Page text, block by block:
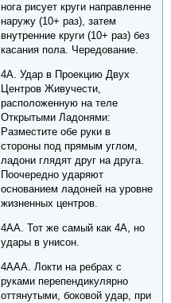
нога рисует круги направленне
наружу (10+ раз), затем
внутренние круги (10+ раз) без
касания пола. Чередование.
4A. Удар в Проекцию Двух
Центров Живучести,
расположенную на теле
Открытыми Ладонями:
Разместите обе руки в
стороны под прямым углом,
ладони глядят друг на друга.
Поочередно ударяют
основанием ладоней на уровне
жизненных центров.
4AA. Тот же самый как 4A, но
удары в унисон.
4AAA. Локти на ребрах с
руками перепендикулярно
оттянутыми, боковой удар, при